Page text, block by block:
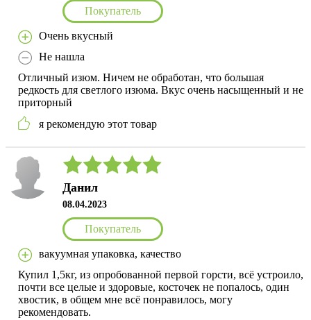
Покупатель
Очень вкусный
Не нашла
Отличный изюм. Ничем не обработан, что большая
редкость для светлого изюма. Вкус очень насыщенный и не
приторный
я рекомендую этот товар
Данил
08.04.2023
Покупатель
вакуумная упаковка, качество
Купил 1,5кг, из опробованной первой горсти, всё устроило,
почти все целые и здоровые, косточек не попалось, один
хвостик, в общем мне всё понравилось, могу
рекомендовать.